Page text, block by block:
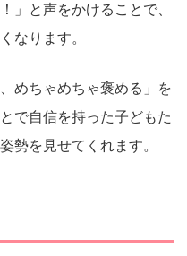
」と声をかけることで、
なります。
めちゃめちゃ褒める」を
で自信を持った子どもた
勢を見せてくれます。